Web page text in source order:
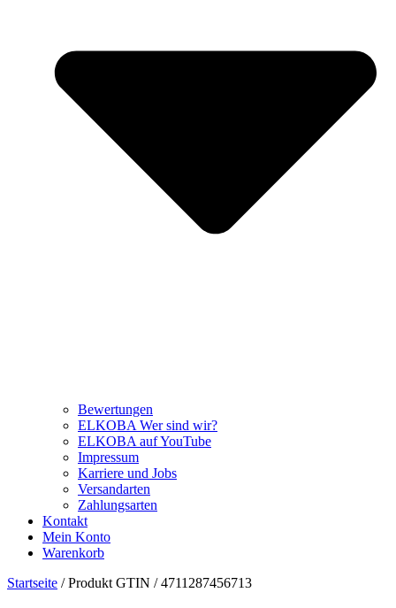
Bewertungen
ELKOBA Wer sind wir?
ELKOBA auf YouTube
Impressum
Karriere und Jobs
Versandarten
Zahlungsarten
Kontakt
Mein Konto
Warenkorb
Startseite / Produkt GTIN / 4711287456713